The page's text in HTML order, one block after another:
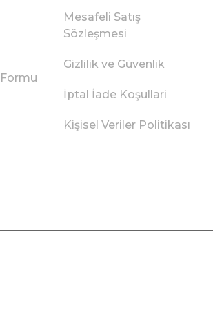
Mesafeli Satış
Sözleşmesi
Gizlilik ve Güvenlik
İptal İade Koşullari
Kişisel Veriler Politikası